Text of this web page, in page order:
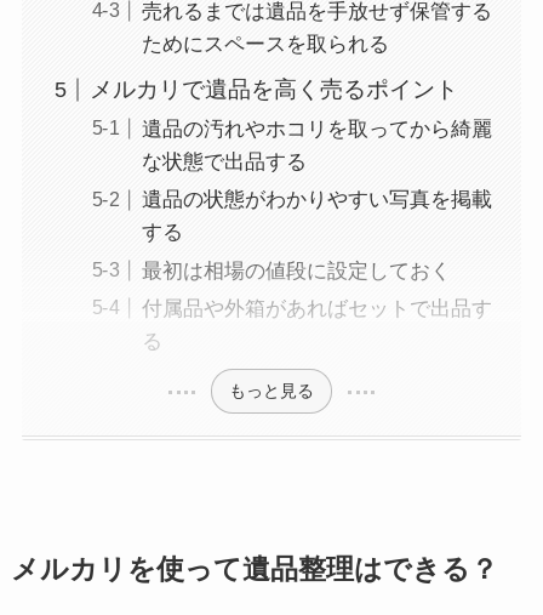
売れるまでは遺品を手放せず保管する
ためにスペースを取られる
メルカリで遺品を高く売るポイント
遺品の汚れやホコリを取ってから綺麗
な状態で出品する
遺品の状態がわかりやすい写真を掲載
する
最初は相場の値段に設定しておく
付属品や外箱があればセットで出品す
る
もっと見る
メルカリを使って遺品整理はできる？